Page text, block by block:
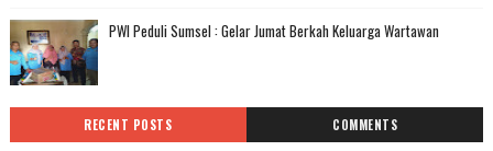
PWI Peduli Sumsel : Gelar Jumat Berkah Keluarga Wartawan
RECENT POSTS COMMENTS